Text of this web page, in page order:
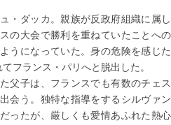
・ダッカ。親族が反政府組織に属
の大会で勝利を重ねていたことへ
うになっていた。身の危険を感じ
フランス・パリへと脱出した。
父子は、フランスでも有数のチェ
会う。独特な指導をするシルヴァ
ったが、厳しくも愛情あふれた熱心